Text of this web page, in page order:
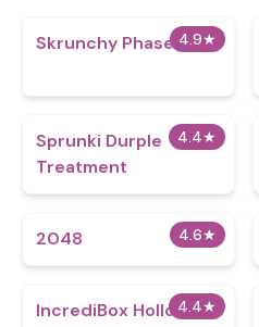
4.9★
Skrunchy Phase 3
4.4★
Sprunki Durple
Treatment
4.6★
2048
4.4★
IncrediBox Hollows